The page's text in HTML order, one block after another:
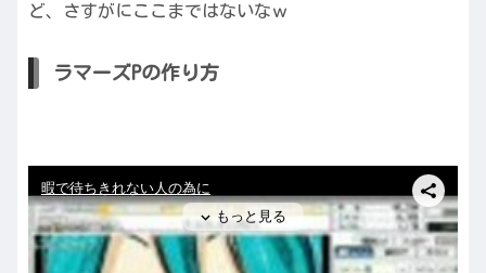
ど、さすがにここまではないなｗ
ラマーズPの作り方